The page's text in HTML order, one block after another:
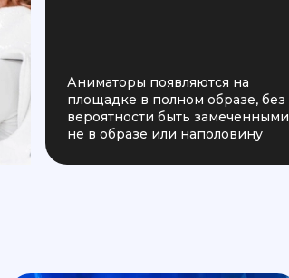
Аниматоры появляются на
площадке в полном образе, без
вероятности быть замеченными
не в образе или наполовину